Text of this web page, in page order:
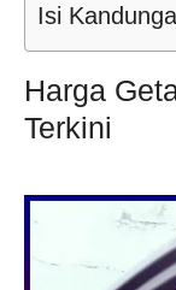
Isi
Harga
Terkini